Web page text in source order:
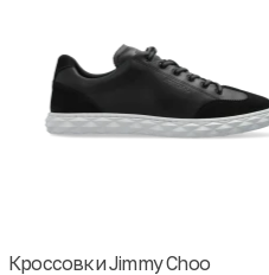
Кроссовки Jimmy Choo